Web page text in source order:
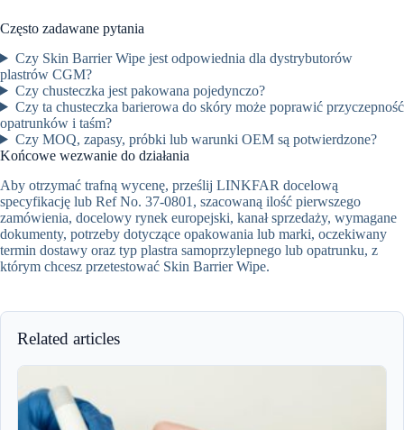
Często zadawane pytania
Czy Skin Barrier Wipe jest odpowiednia dla dystrybutorów
plastrów CGM?
Czy chusteczka jest pakowana pojedynczo?
Czy ta chusteczka barierowa do skóry może poprawić przyczepność
opatrunków i taśm?
Czy MOQ, zapasy, próbki lub warunki OEM są potwierdzone?
Końcowe wezwanie do działania
Aby otrzymać trafną wycenę, prześlij LINKFAR docelową
specyfikację lub Ref No. 37-0801, szacowaną ilość pierwszego
zamówienia, docelowy rynek europejski, kanał sprzedaży, wymagane
dokumenty, potrzeby dotyczące opakowania lub marki, oczekiwany
termin dostawy oraz typ plastra samoprzylepnego lub opatrunku, z
którym chcesz przetestować Skin Barrier Wipe.
Related articles